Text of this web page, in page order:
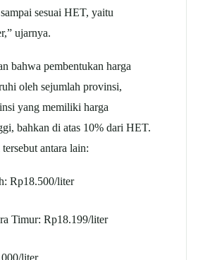
sesuai HET, yaitu
ujarnya.
bahwa pembentukan harga
oleh sejumlah provinsi,
yang memiliki harga
bahkan di atas 10% dari HET.
antara lain:
Rp18.500/liter
Timur: Rp18.199/liter